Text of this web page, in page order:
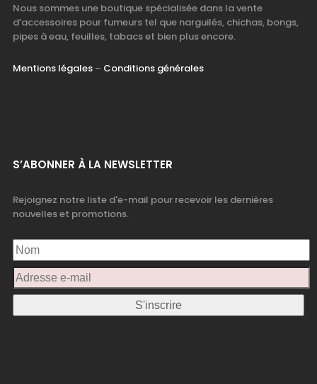
Nous sommes une boutique spécialisée dans la vente
d’accessoires pour fumeurs tel que narguilés, chichas, bongs,
pipes à eau, feuilles, tabacs et bien plus encore.
Mentions légales– Conditions générales
S’ABONNER À LA NEWSLETTER
Rejoignez notre liste d'e-mail pour recevoir les dernières
nouvelles et promotions.